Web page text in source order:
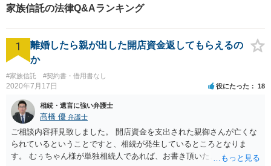
家族信託の法律Q&Aランキング
1
離婚したら親が出した開店資金返してもらえるの
か
#家族信託 #契約書・借用書なし
2020年7月17日 役にたった 18
相続・遺言に強い弁護士
髙橋 優 弁護士
ご相談内容拝見致しました。 開店資金を支出された親御さんが亡くな
られているということですと、相続が発生しているところとなりま
す。 むぅちゃん様が単独相続人であれば、お書き頂いたような方法で